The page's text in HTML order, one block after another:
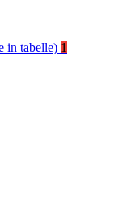
in tabelle) 1